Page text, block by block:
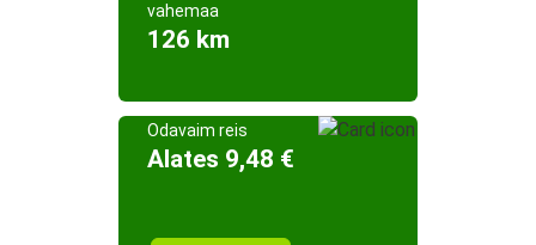
vahemaa
126 km
Odavaim reis
Alates 9,48 €